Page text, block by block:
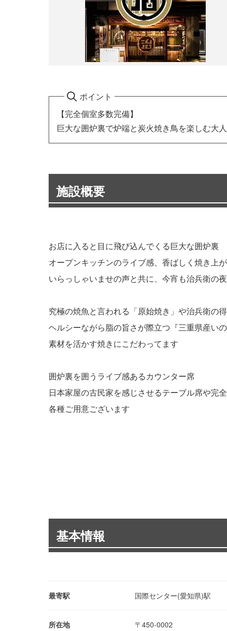
ポイント
【完全個室多数完備】
巨大な囲炉裏で炉端と炭火焼き鳥を楽しむ大
施設概要
お店に入ると目に飛び込んでくる巨大な囲炉裏
オープンキッチンのライブ感、香ばしく焼き上
いらっしゃいませの声と共に、今宵も治兵衛の
究極の焼魚と言われる「原始焼き」や治兵衛の
ヘルシーながら脂の旨さが際立つ『三重県産い
素材を活かす焼きにこだわってます
囲炉裏を囲うライブ感あるカウンター席
日本家屋の古民家を感じさせるテーブル席や完
各種ご用意ございます
基本情報
最寄駅 国際センター(愛知県)駅
所在地
〒450-0002